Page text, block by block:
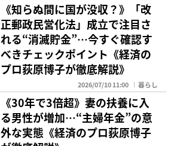
《知らぬ間に国が没収？》「改
正郵政民営化法」成立で注目さ
れる“消滅貯金”…今すぐ確認す
べきチェックポイント《経済の
プロ荻原博子が徹底解説》
2026/07/10 11:00 暮らし
《30年で3倍超》妻の扶養に入
る男性が増加…“主婦年金”の意
外な実態《経済のプロ荻原博子